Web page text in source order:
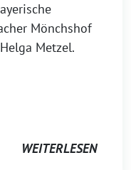
Mönchshof
Metzel.
WEITERLESEN